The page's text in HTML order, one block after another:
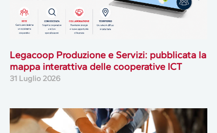
Legacoop Produzione e Servizi: pubblicata la
mappa interattiva delle cooperative ICT
31 Luglio 2026